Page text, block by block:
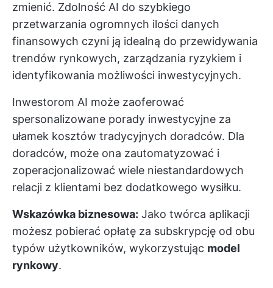
zmienić. Zdolność AI do szybkiego
przetwarzania ogromnych ilości danych
finansowych czyni ją idealną do przewidywania
trendów rynkowych, zarządzania ryzykiem i
identyfikowania możliwości inwestycyjnych.
Inwestorom AI może zaoferować
spersonalizowane porady inwestycyjne za
ułamek kosztów tradycyjnych doradców. Dla
doradców, może ona zautomatyzować i
zoperacjonalizować wiele niestandardowych
relacji z klientami bez dodatkowego wysiłku.
Wskazówka biznesowa: Jako twórca aplikacji
możesz pobierać opłatę za subskrypcję od obu
typów użytkowników, wykorzystując model
rynkowy.